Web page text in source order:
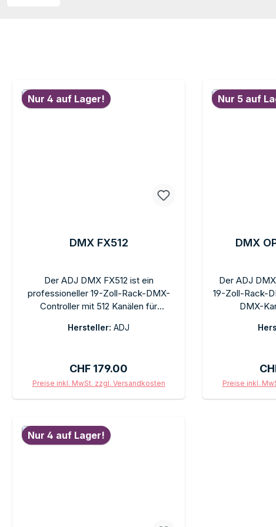
Nur 4 auf Lager!
DMX FX512
Der ADJ DMX FX512 ist ein
professioneller 19-Zoll-Rack-DMX-
Controller mit 512 Kanälen für
Intuitive Bedienoberfläche mit
Chaser, USB-Anschluss für Software-
Updates. Für Clubs, Theater und
Event-Technik.
Hersteller: ADJ
Regulärer Preis:
CHF 179.00
Preise inkl. MwSt. zzgl. Versandkosten
Nur 5 auf
DMX
Der ADJ
19-Zoll-Rack-
DMX-
Manuelle
Live-
Preise inkl.
Nur 4 auf Lager!